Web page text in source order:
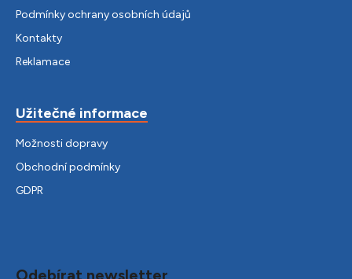
Podmínky ochrany osobních údajů
Kontakty
Reklamace
Užitečné informace
Možnosti dopravy
Obchodní podmínky
GDPR
Odebírat newsletter